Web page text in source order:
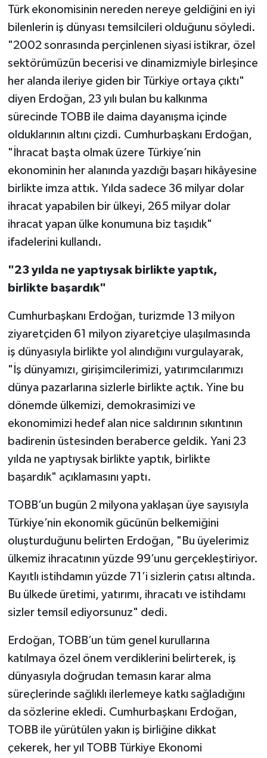
Türk ekonomisinin nereden nereye geldiğini en iyi
bilenlerin iş dünyası temsilcileri olduğunu söyledi.
"2002 sonrasında perçinlenen siyasi istikrar, özel
sektörümüzün becerisi ve dinamizmiyle birleşince
her alanda ileriye giden bir Türkiye ortaya çıktı"
diyen Erdoğan, 23 yılı bulan bu kalkınma
sürecinde TOBB ile daima dayanışma içinde
olduklarının altını çizdi. Cumhurbaşkanı Erdoğan,
"İhracat başta olmak üzere Türkiye’nin
ekonominin her alanında yazdığı başarı hikâyesine
birlikte imza attık. Yılda sadece 36 milyar dolar
ihracat yapabilen bir ülkeyi, 265 milyar dolar
ihracat yapan ülke konumuna biz taşıdık"
ifadelerini kullandı.
"23 yılda ne yaptıysak birlikte yaptık,
birlikte başardık"
Cumhurbaşkanı Erdoğan, turizmde 13 milyon
ziyaretçiden 61 milyon ziyaretçiye ulaşılmasında
iş dünyasıyla birlikte yol alındığını vurgulayarak,
"İş dünyamızı, girişimcilerimizi, yatırımcılarımızı
dünya pazarlarına sizlerle birlikte açtık. Yine bu
dönemde ülkemizi, demokrasimizi ve
ekonomimizi hedef alan nice saldırının sıkıntının
badirenin üstesinden beraberce geldik. Yani 23
yılda ne yaptıysak birlikte yaptık, birlikte
başardık" açıklamasını yaptı.
TOBB’un bugün 2 milyona yaklaşan üye sayısıyla
Türkiye’nin ekonomik gücünün belkemiğini
oluşturduğunu belirten Erdoğan, "Bu üyelerimiz
ülkemiz ihracatının yüzde 99’unu gerçekleştiriyor.
Kayıtlı istihdamın yüzde 71’i sizlerin çatısı altında.
Bu ülkede üretimi, yatırımı, ihracatı ve istihdamı
sizler temsil ediyorsunuz" dedi.
Erdoğan, TOBB’un tüm genel kurullarına
katılmaya özel önem verdiklerini belirterek, iş
dünyasıyla doğrudan temasın karar alma
süreçlerinde sağlıklı ilerlemeye katkı sağladığını
da sözlerine ekledi. Cumhurbaşkanı Erdoğan,
TOBB ile yürütülen yakın iş birliğine dikkat
çekerek, her yıl TOBB Türkiye Ekonomi